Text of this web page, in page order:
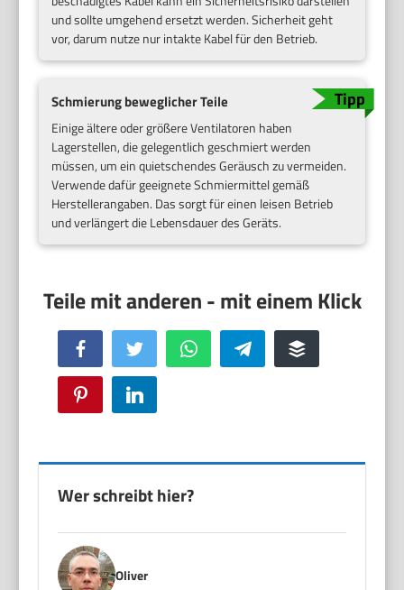
und sollte umgehend ersetzt werden. Sicherheit geht
vor, darum nutze nur intakte Kabel für den Betrieb.
Schmierung beweglicher Teile
Einige ältere oder größere Ventilatoren haben
Lagerstellen, die gelegentlich geschmiert werden
müssen, um ein quietschendes Geräusch zu vermeiden.
Verwende dafür geeignete Schmiermittel gemäß
Herstellerangaben. Das sorgt für einen leisen Betrieb
und verlängert die Lebensdauer des Geräts.
Facebook Twitter WhatsApp Telegram Buffer
Pinterest LinkedIn
Wer schreibt hier?
Oliver